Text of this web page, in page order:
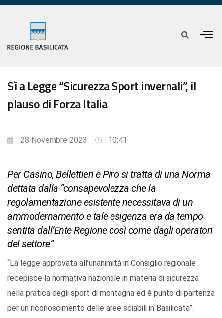
Sì a Legge “Sicurezza Sport invernali”, il
plauso di Forza Italia
28 Novembre 2023 10:41
Per Casino, Bellettieri e Piro si tratta di una Norma
dettata dalla “consapevolezza che la
regolamentazione esistente necessitava di un
ammodernamento e tale esigenza era da tempo
sentita dall’Ente Regione così come dagli operatori
del settore”
“La legge approvata all’unanimità in Consiglio regionale
recepisce la normativa nazionale in materia di sicurezza
nella pratica degli sport di montagna ed è punto di partenza
per un riconoscimento delle aree sciabili in Basilicata”.